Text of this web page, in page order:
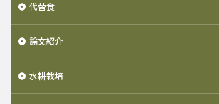
代替食
論文紹介
水耕栽培